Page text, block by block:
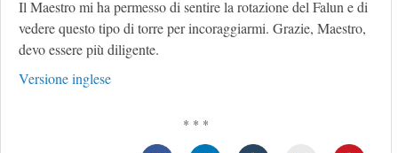
Il Maestro mi ha permesso di sentire la rotazione del Falun e di
vedere questo tipo di torre per incoraggiarmi. Grazie, Maestro,
devo essere più diligente.
Versione inglese
* * *